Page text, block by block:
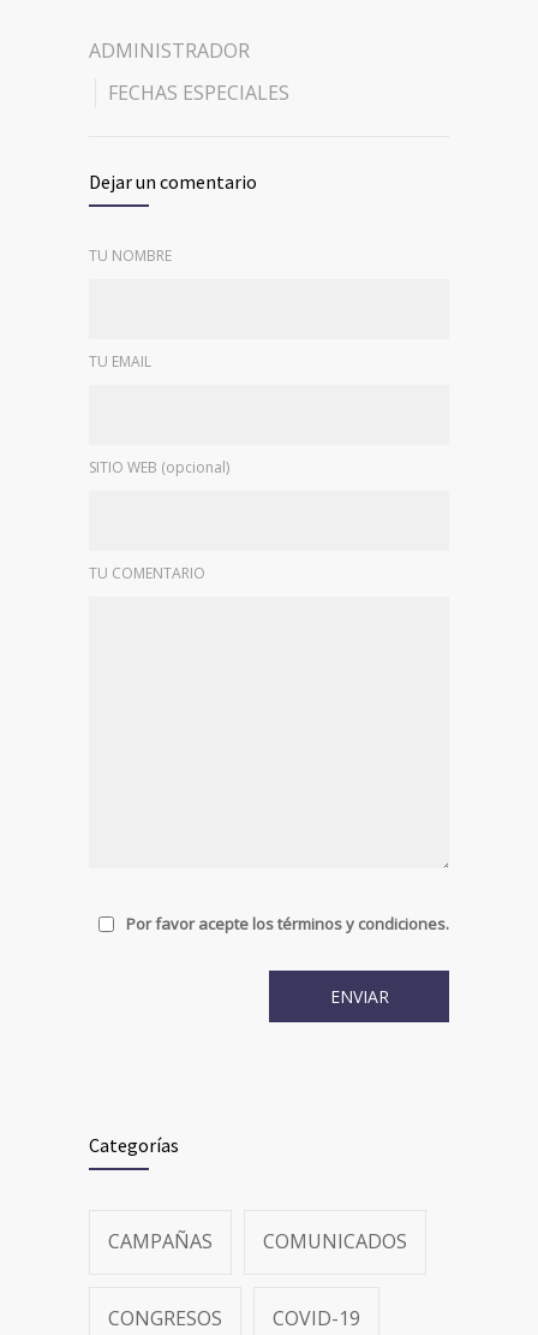
ADMINISTRADOR
FECHAS ESPECIALES
Dejar un comentario
TU NOMBRE
TU EMAIL
SITIO WEB (opcional)
TU COMENTARIO
Por favor acepte los términos y condiciones.
Categorías
CAMPAÑAS COMUNICADOS
CONGRESOS COVID-19